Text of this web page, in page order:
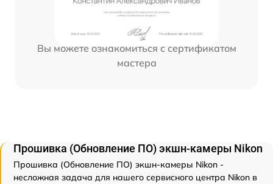
Вы можете ознакомиться с сертификатом
мастера
Прошивка (Обновление ПО) экшн-камеры Nikon
Прошивка (Обновление ПО) экшн-камеры Nikon -
несложная задача для нашего сервисного центра Nikon в